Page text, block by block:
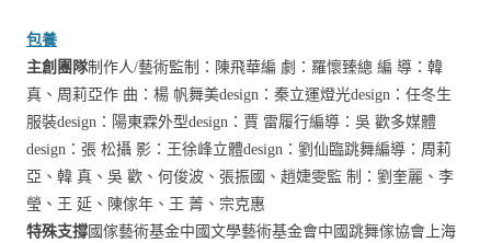
包養
主創團隊制作人/藝術監制：陳飛華編 劇：羅懷臻總 編 導：韓
真、周莉亞作 曲：楊 帆舞美design：秦立運燈光design：任冬生
服裝design：陽東霖外型design：賈 雷履行編導：吳 歡多媒體
design：張 松攝 影：王徐峰立體design：劉仙臨跳舞編導：周莉
亞、韓 真、吳 歡、何俊波、張振國、趙婕雯監 制：劉奎麗、李
瑩、王 延、陳傢年、王 菁、宗克惠
特殊支撐 國傢藝術基金中國文學藝術基金會中國跳舞傢協會 上海